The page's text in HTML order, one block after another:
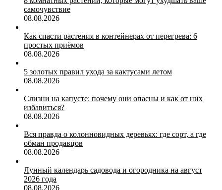
самочувствие
08.08.2026
Как спасти растения в контейнерах от перегрева: 6
простых приёмов
08.08.2026
5 золотых правил ухода за кактусами летом
08.08.2026
Слизни на капусте: почему они опасны и как от них
избавиться?
08.08.2026
Вся правда о колонновидных деревьях: где сорт, а где
обман продавцов
08.08.2026
Лунный календарь садовода и огородника на август
2026 года
08.08.2026